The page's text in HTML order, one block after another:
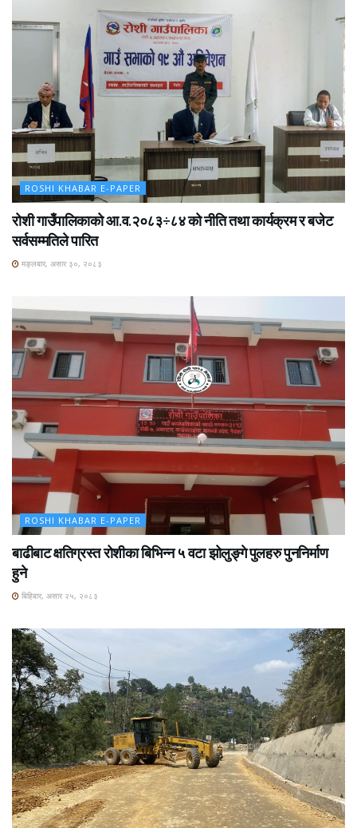
ROSHI KHABAR E-PAPER
रोशी गाउँपालिकाको आ.व.२०८३÷८४ को नीति तथा कार्यक्रम र बजेट
सर्वसम्मतिले पारित
मङ्लबार, असार ३०, २०८३
ROSHI KHABAR E-PAPER
बाढीबाट क्षतिग्रस्त रोशीका बिभिन्न ५ वटा झोलुङ्गे पुलहरु पुननिर्माण
हुने
बिहिबार, असार २५, २०८३